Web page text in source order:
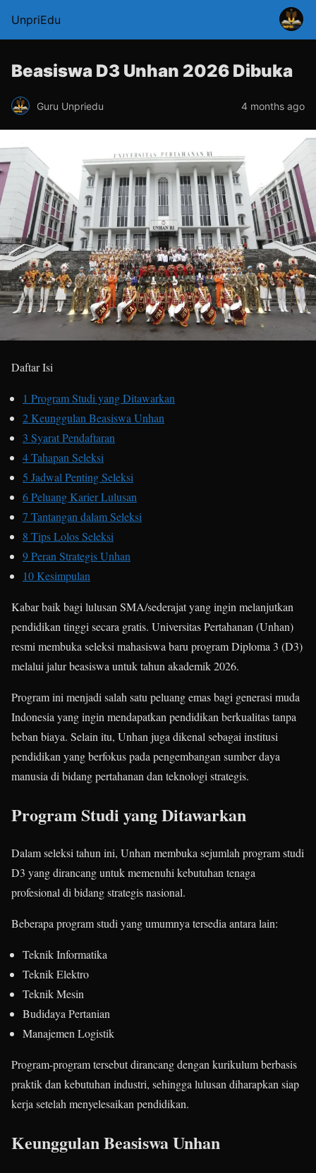
UnpriEdu
Beasiswa D3 Unhan 2026 Dibuka
Guru Unpriedu 4 months ago
Daftar Isi
1 Program Studi yang Ditawarkan
2Keunggulan Beasiswa Unhan
3 Syarat Pendaftaran
4Tahapan Seleksi
5 Jadwal Penting Seleksi
6Peluang Karier Lulusan
7 Tantangan dalam Seleksi
8 Tips Lolos Seleksi
9Peran Strategis Unhan
10Kesimpulan
Kabar baik bagi lulusan SMA/sederajat yang ingin melanjutkan
pendidikan tinggi secara gratis. Universitas Pertahanan (Unhan)
resmi membuka seleksi mahasiswa baru program Diploma 3 (D3)
melalui jalur beasiswa untuk tahun akademik 2026.
Program ini menjadi salah satu peluang emas bagi generasi muda
Indonesia yang ingin mendapatkan pendidikan berkualitas tanpa
beban biaya. Selain itu, Unhan juga dikenal sebagai institusi
pendidikan yang berfokus pada pengembangan sumber daya
manusia di bidang pertahanan dan teknologi strategis.
Program Studi yang Ditawarkan
Dalam seleksi tahun ini, Unhan membuka sejumlah program studi
D3 yang dirancang untuk memenuhi kebutuhan tenaga
profesional di bidang strategis nasional.
Beberapa program studi yang umumnya tersedia antara lain:
Teknik Informatika
Teknik Elektro
Teknik Mesin
Budidaya Pertanian
Manajemen Logistik
Program-program tersebut dirancang dengan kurikulum berbasis
praktik dan kebutuhan industri, sehingga lulusan diharapkan siap
kerja setelah menyelesaikan pendidikan.
Keunggulan Beasiswa Unhan